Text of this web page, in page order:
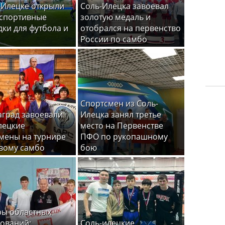
открыли
для футбола и
Соль-Илецка завоевал
золотую медаль и
отобрался на первенство
России по самбо
завоевали
на турнире
самбо
Спортсмен из Соль-
Илецка занял третье
место на Первенстве
ПФО по рукопашному
бою
областных